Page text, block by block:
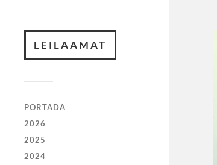
LEILAAMAT
PORTADA
2026
2025
2024